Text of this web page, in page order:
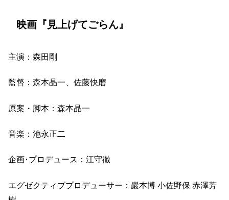
映画『見上げてごらん』
主演：森田剛
監督：森本晶一、佐藤快磨
原案・脚本：森本晶一
音楽：池永正二
企画･プロデュース：江守徹
エグゼクティブプロデューサー：巖本博 小佐野保 赤澤芳